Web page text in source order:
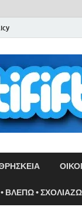
ΒΛΕΠΩ • ΣΧΟΛΙΑΖΩ